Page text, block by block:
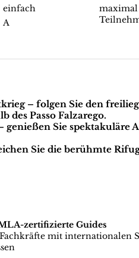
einfach
A
maximal
– folgen Sie den
des Passo Falzarego.
genießen Sie spektakuläre
Sie die berühmte
zertifizierte Guides
mit internationalen